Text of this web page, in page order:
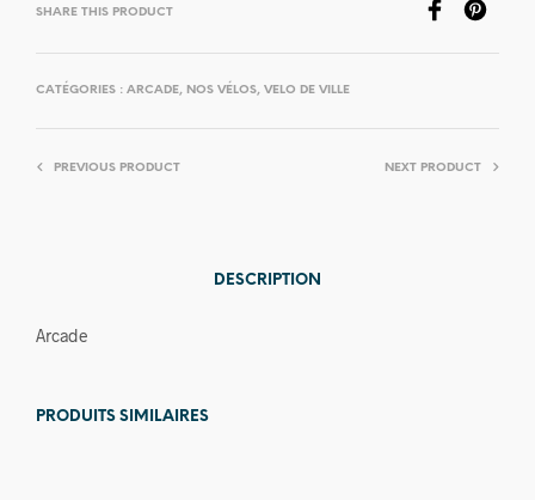
SHARE THIS PRODUCT
CATÉGORIES : ARCADE, NOS VÉLOS, VELO DE VILLE
PREVIOUS PRODUCT NEXT PRODUCT
DESCRIPTION
Arcade
PRODUITS SIMILAIRES